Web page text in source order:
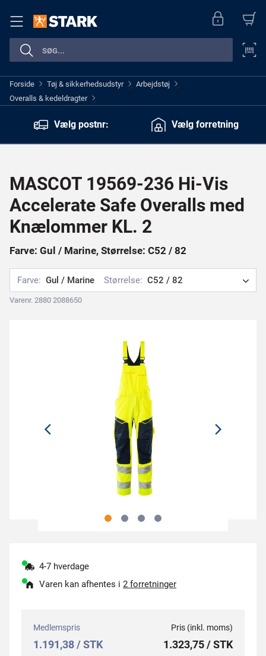
Forside > Tøj & sikkerhedsudstyr > Arbejdstøj >
Overalls & kedeldragter >
Vælg postnr:
Vælg forretning
MASCOT 19569-236 Hi-Vis
Accelerate Safe Overalls med
Knælommer KL. 2
Farve: Gul / Marine, Størrelse: C52 / 82
Farve: Gul / Marine Størrelse: C52 / 82
Varenr. 2880 2088650
4-7 hverdage
Varen kan afhentes i 2 forretninger
Medlemspris
1.191,38 / STK
Pris (inkl. moms)
1.323,75 / STK